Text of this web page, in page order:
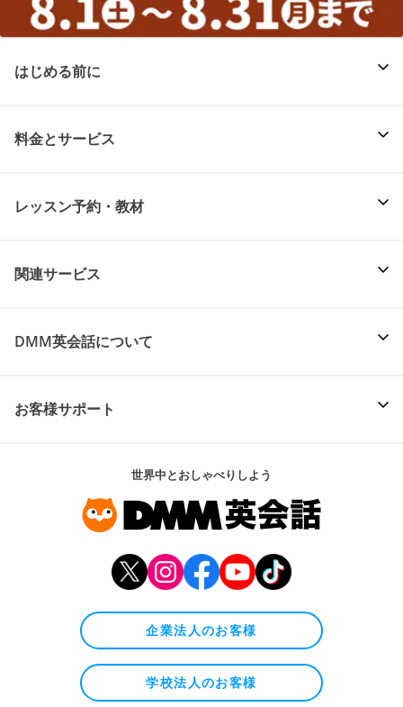
はじめる前に
料金とサービス
レッスン予約・教材
関連サービス
DMM英会話について
お客様サポート
世界中とおしゃべりしよう
企業法人のお客様
学校法人のお客様